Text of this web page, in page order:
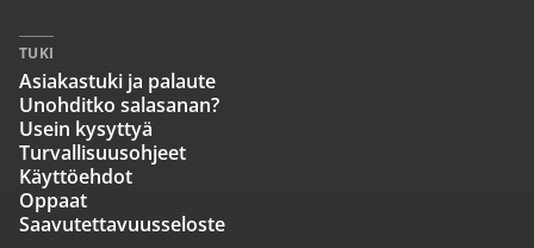
TUKI
Asiakastuki ja palaute
Unohditko salasanan?
Usein kysyttyä
Turvallisuusohjeet
Käyttöehdot
Oppaat
Saavutettavuusseloste